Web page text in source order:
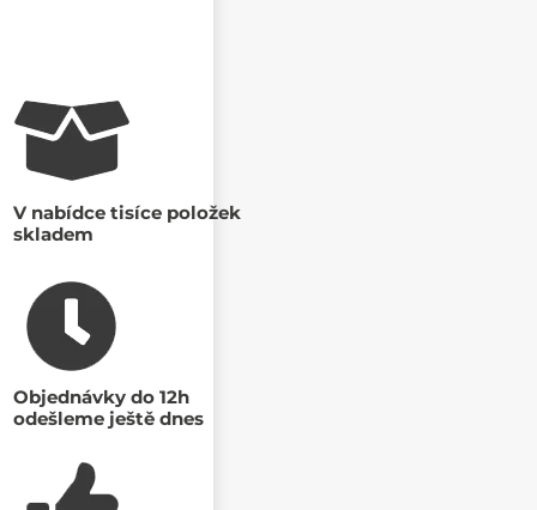
V nabídce tisíce položek
skladem
Objednávky do 12h
odešleme ještě dnes